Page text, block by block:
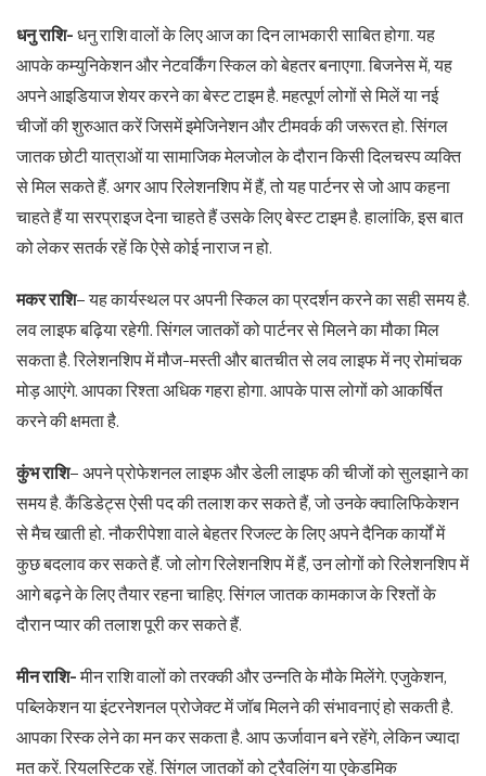
धनु राशि- धनु राशि वालों के लिए आज का दिन लाभकारी साबित होगा. यह
आपके कम्युनिकेशन और नेटवर्किंग स्किल को बेहतर बनाएगा. बिजनेस में, यह
अपने आइडियाज शेयर करने का बेस्ट टाइम है. महत्पूर्ण लोगों से मिलें या नई
चीजों की शुरुआत करें जिसमें इमेजिनेशन और टीमवर्क की जरूरत हो. सिंगल
जातक छोटी यात्राओं या सामाजिक मेलजोल के दौरान किसी दिलचस्प व्यक्ति
से मिल सकते हैं. अगर आप रिलेशनशिप में हैं, तो यह पार्टनर से जो आप कहना
चाहते हैं या सरप्राइज देना चाहते हैं उसके लिए बेस्ट टाइम है. हालांकि, इस बात
को लेकर सतर्क रहें कि ऐसे कोई नाराज न हो.
मकर राशि– यह कार्यस्थल पर अपनी स्किल का प्रदर्शन करने का सही समय है.
लव लाइफ बढ़िया रहेगी. सिंगल जातकों को पार्टनर से मिलने का मौका मिल
सकता है. रिलेशनशिप में मौज-मस्ती और बातचीत से लव लाइफ में नए रोमांचक
मोड़ आएंगे. आपका रिश्ता अधिक गहरा होगा. आपके पास लोगों को आकर्षित
करने की क्षमता है.
कुंभ राशि– अपने प्रोफेशनल लाइफ और डेली लाइफ की चीजों को सुलझाने का
समय है. कैंडिडेट्स ऐसी पद की तलाश कर सकते हैं, जो उनके क्वालिफिकेशन
से मैच खाती हो. नौकरीपेशा वाले बेहतर रिजल्ट के लिए अपने दैनिक कार्यों में
कुछ बदलाव कर सकते हैं. जो लोग रिलेशनशिप में हैं, उन लोगों को रिलेशनशिप में
आगे बढ़ने के लिए तैयार रहना चाहिए. सिंगल जातक कामकाज के रिश्तों के
दौरान प्यार की तलाश पूरी कर सकते हैं.
मीन राशि-मीन राशि वालों को तरक्की और उन्नति के मौके मिलेंगे. एजुकेशन,
पब्लिकेशन या इंटरनेशनल प्रोजेक्ट में जॉब मिलने की संभावनाएं हो सकती है.
आपका रिस्क लेने का मन कर सकता है. आप ऊर्जावान बने रहेंगे, लेकिन ज्यादा
मत करें. रियलस्टिक रहें. सिंगल जातकों को ट्रैवलिंग या एकेडमिक